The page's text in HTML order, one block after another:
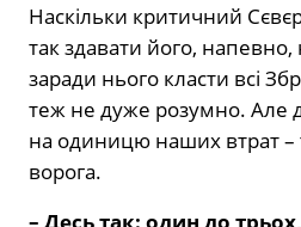
Наскільки критичний
так здавати його,
заради нього класти всі
теж не дуже розумно. Але
на одиницю наших втрат –
ворога.
– Десь так: один до